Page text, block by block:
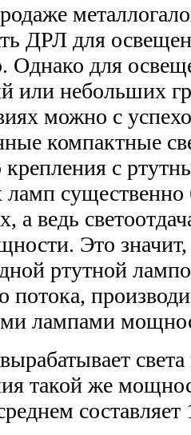
ДРЛ для
Однако для
или небольших
можно с
компактные
крепления с
ведь
Это значит,
ртутной
потока,
лампами
такой же
составляет